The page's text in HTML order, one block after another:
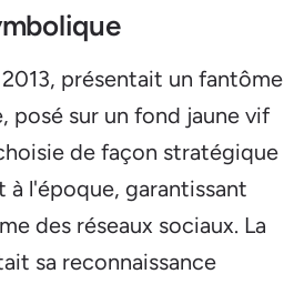
présentait un fantôme
posé sur un fond jaune vif
de façon stratégique
l'époque, garantissant
des réseaux sociaux. La
sa reconnaissance